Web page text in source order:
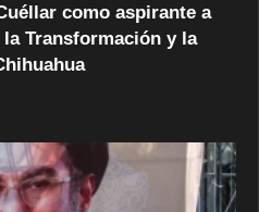
como aspirante a
Transformación y la